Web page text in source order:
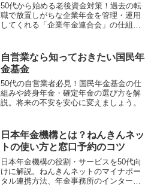
50代から始める老後資金対策！過去の転
職で放置しがちな企業年金を管理・運用
してくれる「企業年金連合会」の仕組み
に入れるための具体的な手順が分かりま
す。
自営業なら知っておきたい国民年
金基金
50代の自営業者必見！国民年金基金の仕
組みや終身年金・確定年金の選び方を解
説。将来の不安を安心に変えましょう。
日本年金機構とは？ねんきんネッ
トの使い方と窓口予約のコツ
日本年金機構の役割・サービスを50代向
けに解説。ねんきんネットのマイナポー
タル連携方法、年金事務所のインターネ